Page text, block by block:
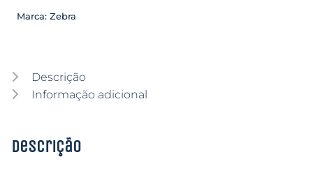
Marca: Zebra
Descrição
Informação adicional
Descrição